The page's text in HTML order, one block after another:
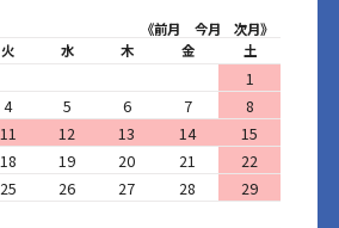
《前月 今月
次月》
火 水 木 金 土
1
4 5 6 7
8
11 12 13 14
15
18 19 20 21
22
25 26 27 28
29